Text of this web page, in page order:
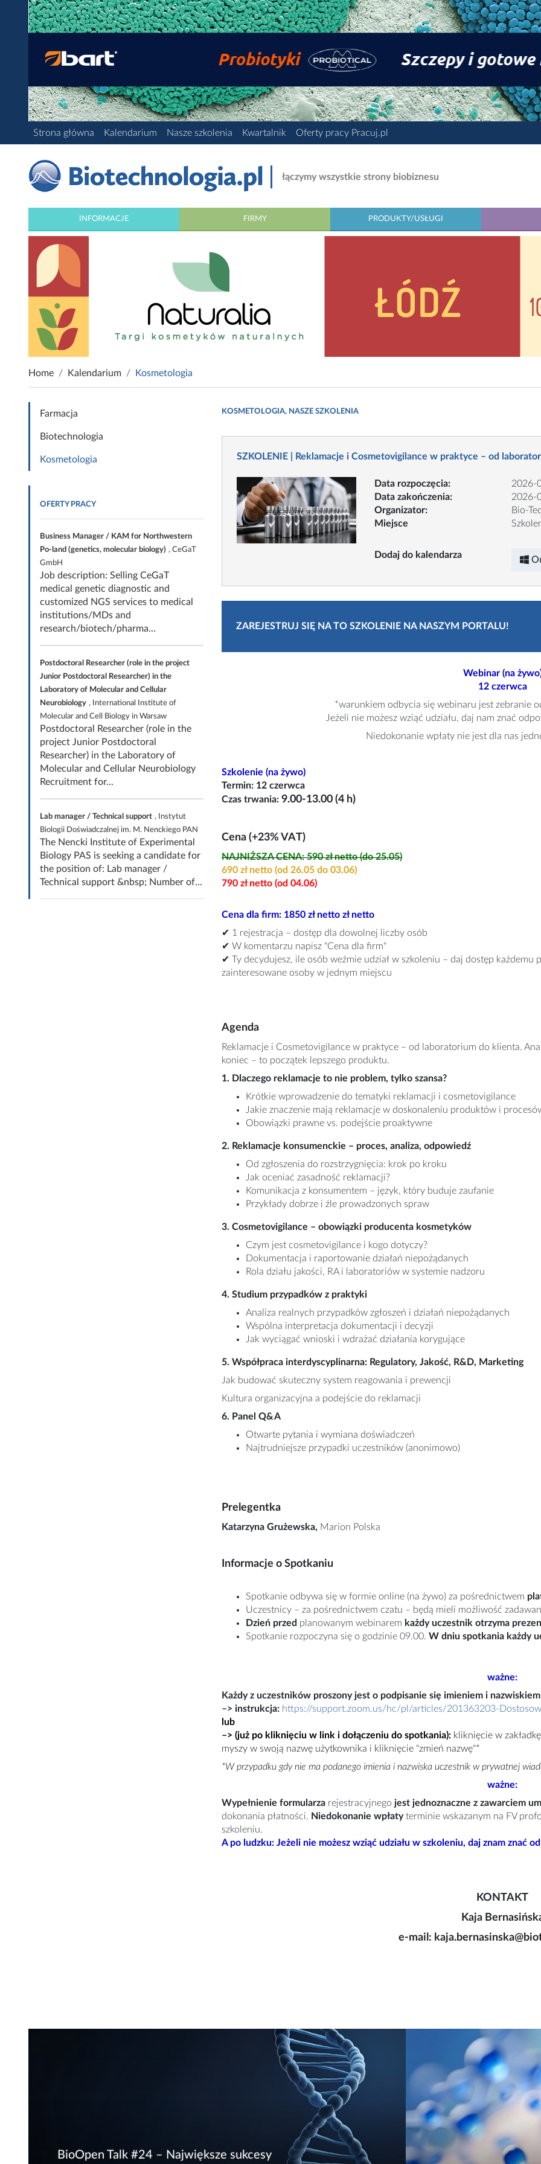
Strona główna Kalendarium Nasze szkolenia Kwartalnik Oferty pracy Pracuj.pl
łączymy wszystkie strony biobiznesu
INFORMACJE FIRMY PRODUKTY/USŁUGI
Home Kalendarium Kosmetologia
Farmacja
Biotechnologia
Kosmetologia
OFERTY PRACY
Business Manager / KAM for Northwestern
Po-land (genetics, molecular biology) , CeGaT
GmbH
Job description: Selling CeGaT
medical genetic diagnostic and
customized NGS services to medical
institutions/MDs and
research/biotech/pharma...
Postdoctoral Researcher (role in the project
Junior Postdoctoral Researcher) in the
Laboratory of Molecular and Cellular
Neurobiology , International Institute of
Molecular and Cell Biology in Warsaw
Postdoctoral Researcher (role in the
project Junior Postdoctoral
Researcher) in the Laboratory of
Molecular and Cellular Neurobiology
Recruitment for...
Lab manager / Technical support , Instytut
Biologii Doświadczalnej im. M. Nenckiego PAN
The Nencki Institute of Experimental
Biology PAS is seeking a candidate for
the position of: Lab manager /
Technical support &nbsp; Number of...
KOSMETOLOGIA, NASZE SZKOLENIA
SZKOLENIE | Reklamacje i Cosmetovigilance w praktyce – od
Data rozpoczęcia:
2026-
Data zakończenia:
2026-
Organizator:
Bio-
Miejsce
Dodaj do kalendarza
ZAREJESTRUJ SIĘ NA TO SZKOLENIE NA NASZYM PORTALU!
Webinar (na
12 czerwca
*warunkiem odbycia się webinaru jest zebranie
Jeżeli nie możesz wziąć udziału, daj nam znać
Niedokonanie wpłaty nie jest dla nas
Szkolenie (na żywo)
Termin: 12 czerwca
Czas trwania: 9.00-13.00 (4 h)
Cena (+23% VAT)
NAJNIŻSZA CENA: 590 zł netto (do 25.05)
690 zł netto (od 26.05 do 03.06)
790 zł netto (od 04.06)
Cena dla firm: 1850 zł netto zł netto
✔ 1 rejestracja – dostęp dla dowolnej liczby osób
✔ W komentarzu napisz "Cena dla firm"
✔ Ty decydujesz, ile osób weźmie udział w szkoleniu – daj dostęp
zainteresowane osoby w jednym miejscu
Agenda
Reklamacje i Cosmetovigilance w praktyce – od laboratorium do klienta.
koniec – to początek lepszego produktu.
1. Dlaczego reklamacje to nie problem, tylko szansa?
Krótkie wprowadzenie do tematyki reklamacji i cosmetovigilance
Jakie znaczenie mają reklamacje w doskonaleniu produktów i
Obowiązki prawne vs. podejście proaktywne
2. Reklamacje konsumenckie – proces, analiza, odpowiedź
Od zgłoszenia do rozstrzygnięcia: krok po kroku
Jak oceniać zasadność reklamacji?
Komunikacja z konsumentem – język, który buduje zaufanie
Przykłady dobrze i źle prowadzonych spraw
3. Cosmetovigilance – obowiązki producenta kosmetyków
Czym jest cosmetovigilance i kogo dotyczy?
Dokumentacja i raportowanie działań niepożądanych
Rola działu jakości, RA i laboratoriów w systemie nadzoru
4. Studium przypadków z praktyki
Analiza realnych przypadków zgłoszeń i działań niepożądanych
Wspólna interpretacja dokumentacji i decyzji
Jak wyciągać wnioski i wdrażać działania korygujące
5. Współpraca interdyscyplinarna: Regulatory, Jakość, R&D, Marketing
Jak budować skuteczny system reagowania i prewencji
Kultura organizacyjna a podejście do reklamacji
6. Panel Q&A
Otwarte pytania i wymiana doświadczeń
Najtrudniejsze przypadki uczestników (anonimowo)
Prelegentka
Katarzyna Grużewska, Marion Polska
Informacje o Spotkaniu
Spotkanie odbywa się w formie online (na żywo) za pośrednictwem
Uczestnicy – za pośrednictwem czatu – będą mieli możliwość
Dzień przed planowanym webinarem każdy uczestnik otrzyma
Spotkanie rozpoczyna się o godzinie 09.00. W dniu spotkania każdy
ważne:
Każdy z uczestników proszony jest o podpisanie się imieniem i
–> instrukcja: https://support.zoom.us/hc/pl/articles/201363203-
lub
–> (już po kliknięciu w link i dołączeniu do spotkania): kliknięcie w
myszy w swoją nazwę użytkownika i kliknięcie "zmień nazwę"*
*W przypadku gdy nie ma podanego imienia i nazwiska uczestnik w prywatnej
ważne:
Wypełnienie formularza rejestracyjnego jest jednoznaczne z zawarciem
dokonania płatności. Niedokonanie wpłatyterminie wskazanym na FV
szkoleniu.
A po ludzku: Jeżeli nie możesz wziąć udziału w szkoleniu, daj znam znać
KONTAKT
Kaja
e-mail:
BioOpen Talk #24 – Największe sukcesy